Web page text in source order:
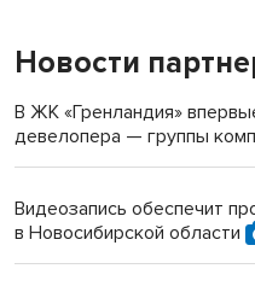
«Мы живём на пастбище!»:
терроризируют жителей
Новосибирский
Новости
В ЖК «Гренландия»
девелопера — группы
Видеозапись обеспечит
в Новосибирской области